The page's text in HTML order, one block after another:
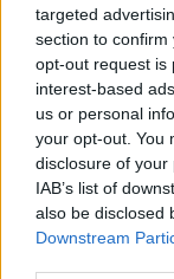
targeted
section to
opt-out request is
interest-based
us or personal
your opt-out. You
disclosure of
IAB’s list of
also be disclosed
Downstream
23:31
Ολική έκλειψη
η μισή Ευρώπη
23:21
Τουρισμός: Με
23:15
Ιταλία-Ισπανία: